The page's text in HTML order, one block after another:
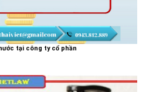
tại công ty cổ phần